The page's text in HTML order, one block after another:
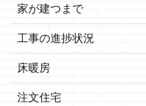
家が建つまで
工事の進捗状況
床暖房
注文住宅